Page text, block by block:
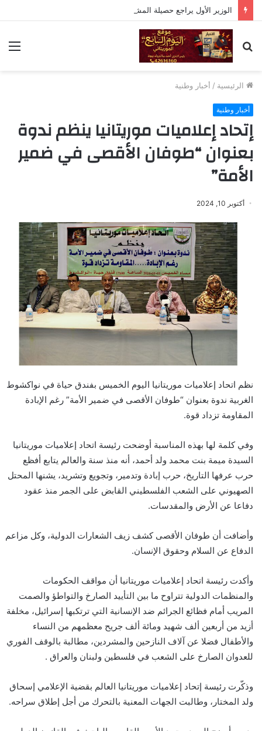
الوزير الأول يراجع حصيلة المشاريع الكبرى ويوجّه بتسريع التنفيذ
بحث
عن
الرئيسية / أخبار وطنية
أخبار وطنية
إتحاد إعلاميات موريتانيا ينظم ندوة
بعنوان “طوفان الأقصى في ضمير
الأمة”
أكتوبر 10, 2024
نظم اتحاد إعلاميات موريتانيا اليوم الخميس بفندق حياة في نواكشوط
الغربية ندوة بعنوان “طوفان الأقصى في ضمير الأمة” رغم الإبادة
المقاومة تزداد قوة.
وفي كلمة لها بهذه المناسبة أوضحت رئيسة اتحاد إعلاميات موريتانيا
السيدة ميمة بنت محمد ولد أحمد، أنه منذ سنة والعالم يتابع أفظع
حرب عرفها التاريخ، حرب إبادة وتدمير، وتجويع وتشريد، يشنها المحتل
الصهيوني على الشعب الفلسطيني القابض على الجمر منذ عقود
دفاعا عن الأرض والمقدسات.
وأضافت أن طوفان الأقصى كشف زيف الشعارات الدولية، وكل مزاعم
الدفاع عن السلام وحقوق الإنسان.
وأكدت رئيسة اتحاد إعلاميات موريتانيا أن مواقف الحكومات
والمنظمات الدولية تتراوح ما بين التأييد الصارخ والتواطؤ والصمت
المريب أمام فظائع الجرائم ضد الإنسانية التي ترتكبها إسرائيل، مخلفة
أزيد من أربعين ألف شهيد ومائة ألف جريح معظمهم من النساء
والأطفال فضلا عن آلاف النازحين والمشردين، مطالبة بالوقف الفوري
للعدوان الصارخ على الشعب في فلسطين ولبنان والعراق .
وذكّرت رئيسة إتحاد إعلاميات موريتانيا العالم بقضية الإعلامي إسحاق
ولد المختار، وطالبت الجهات المعنية بالتحرك من أجل إطلاق سراحه.